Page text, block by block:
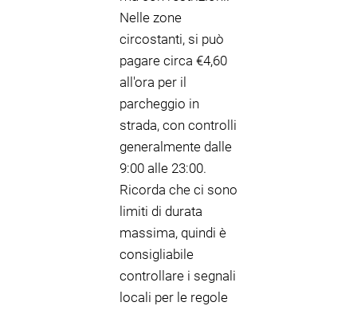
Nelle zone
circostanti, si può
pagare circa €4,60
all'ora per il
parcheggio in
strada, con controlli
generalmente dalle
9:00 alle 23:00.
Ricorda che ci sono
limiti di durata
massima, quindi è
consigliabile
controllare i segnali
locali per le regole